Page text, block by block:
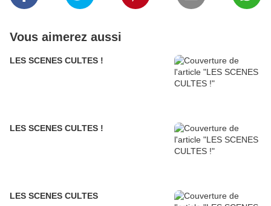
Vous aimerez aussi
LES SCENES CULTES !
LES SCENES CULTES !
LES SCENES CULTES